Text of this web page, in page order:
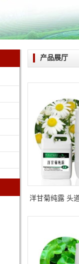
产品展厅
洋甘菊纯露 头